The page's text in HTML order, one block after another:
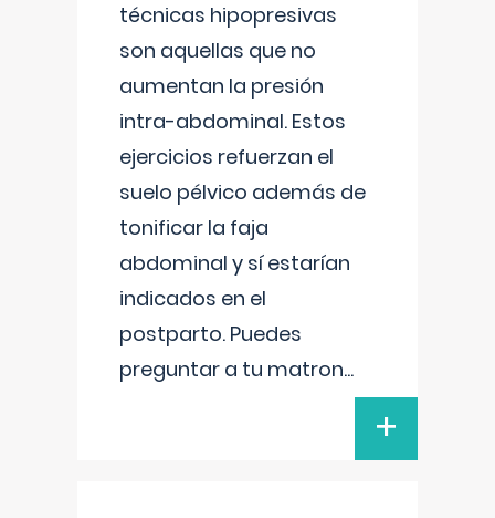
técnicas hipopresivas
son aquellas que no
aumentan la presión
intra-abdominal. Estos
ejercicios refuerzan el
suelo pélvico además de
tonificar la faja
abdominal y sí estarían
indicados en el
postparto. Puedes
preguntar a tu matron...
+